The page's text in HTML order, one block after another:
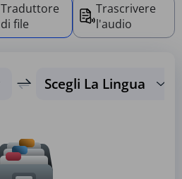
Traduttore
di file
Trascrivere
l'audio
Scegli La Lingua